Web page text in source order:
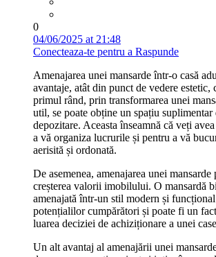
0
04/06/2025 at 21:48
Conecteaza-te pentru a Raspunde
Amenajarea unei mansarde într-o casă
avantaje, atât din punct de vedere
primul rând, prin transformarea unei
util, se poate obține un spațiu suplimentar
depozitare. Aceasta înseamnă că veți
a vă organiza lucrurile și pentru a vă
aerisită și ordonată.
De asemenea, amenajarea unei
creșterea valorii imobilului. O mansardă
amenajată într-un stil modern și
potențialilor cumpărători și poate fi un
luarea deciziei de achiziționare a unei
Un alt avantaj al amenajării unei